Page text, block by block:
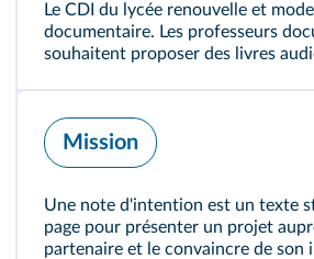
Le CDI du lycée renouvelle et
documentaire. Les professeurs
souhaitent proposer des livres
Mission
Une note d'intention est un texte
page pour présenter un projet
partenaire et le convaincre de son